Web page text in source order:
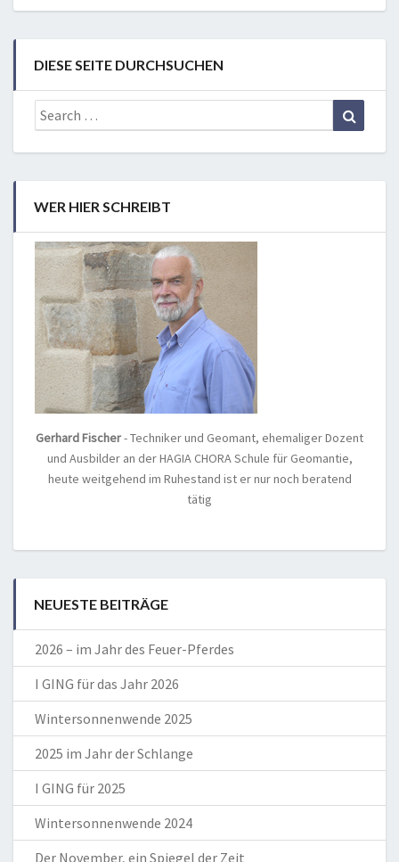
DIESE SEITE DURCHSUCHEN
Search
for:
WER HIER SCHREIBT
Gerhard Fischer- Techniker und Geomant, ehemaliger Dozent
und Ausbilder an der HAGIA CHORA Schule für Geomantie,
heute weitgehend im Ruhestand ist er nur noch beratend
tätig
NEUESTE BEITRÄGE
2026 – im Jahr des Feuer-Pferdes
I GING für das Jahr 2026
Wintersonnenwende 2025
2025 im Jahr der Schlange
I GING für 2025
Wintersonnenwende 2024
Der November, ein Spiegel der Zeit